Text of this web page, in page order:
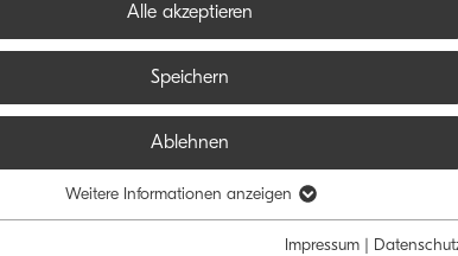
ECOSYS
ANSPRÜCHE
Alle akzeptieren
Speichern
Ablehnen
Weitere Informationen anzeigen
Impressum |